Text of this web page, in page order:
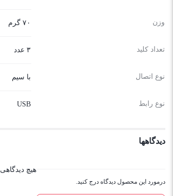
وزن ۷۰ گرم
تعداد کلید ۳ عدد
نوع اتصال با سیم
نوع رابط USB
دیدگاهها
درمورد این محصول دیدگاه درج کنید.
هیچ